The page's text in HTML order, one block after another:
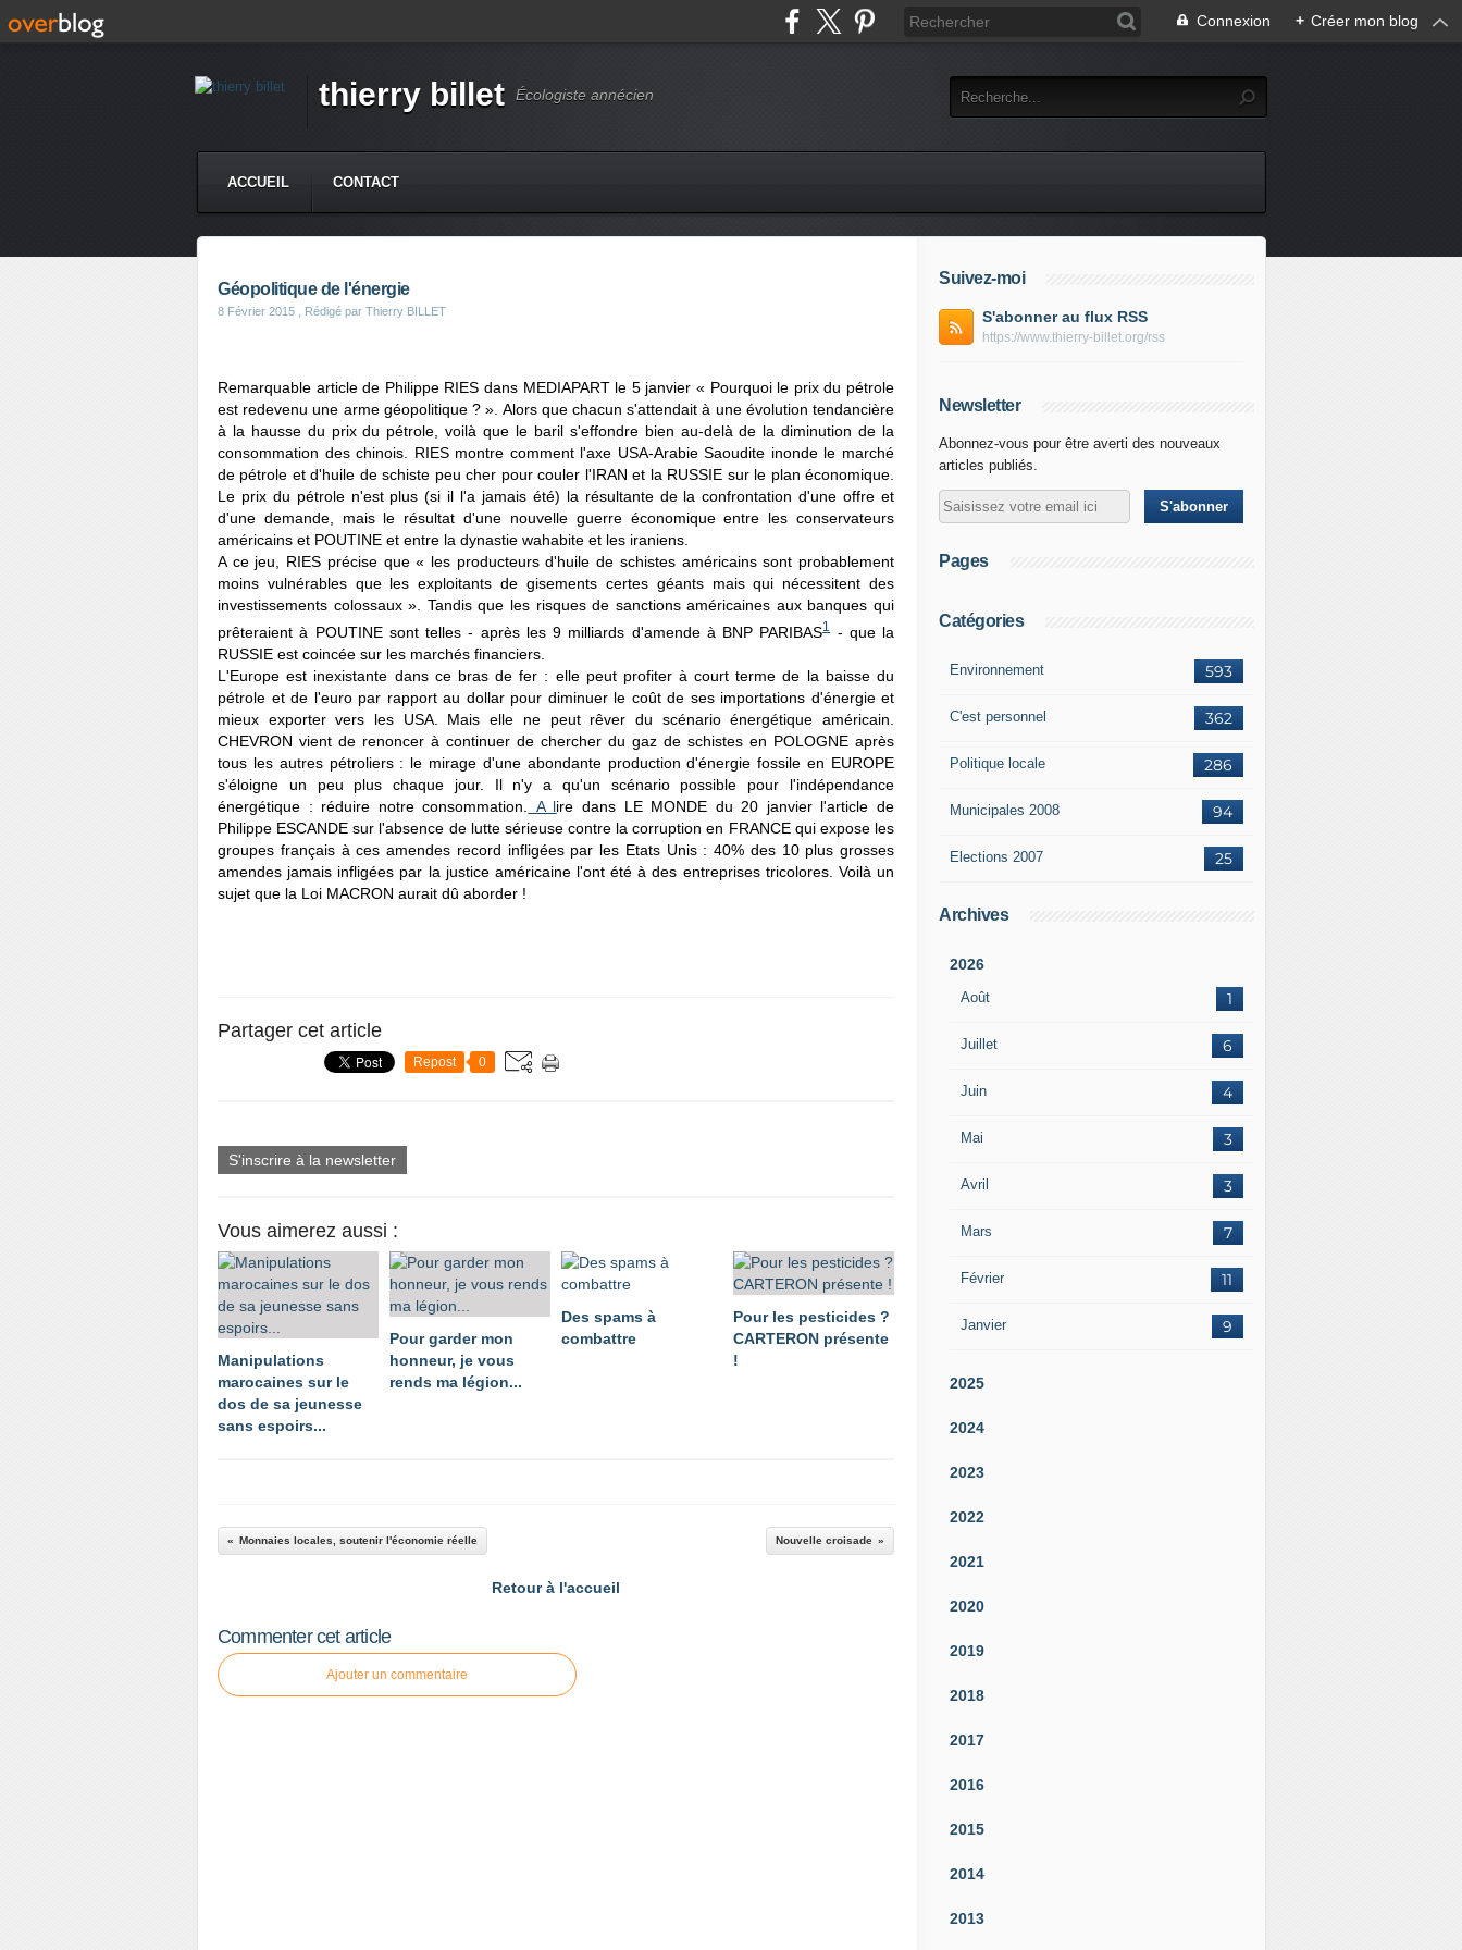
Connexion + Créer mon blog
thierry billet Écologiste annécien
ACCUEIL CONTACT
Géopolitique de l'énergie
8 Février 2015 , Rédigé par Thierry BILLET
Remarquable article de Philippe RIES dans MEDIAPART le 5 janvier « Pourquoi le prix du pétrole
est redevenu une arme géopolitique ? ». Alors que chacun s'attendait à une évolution tendancière
à la hausse du prix du pétrole, voilà que le baril s'effondre bien au-delà de la diminution de la
consommation des chinois. RIES montre comment l'axe USA-Arabie Saoudite inonde le marché
de pétrole et d'huile de schiste peu cher pour couler l'IRAN et la RUSSIE sur le plan économique.
Le prix du pétrole n'est plus (si il l'a jamais été) la résultante de la confrontation d'une offre et
d'une demande, mais le résultat d'une nouvelle guerre économique entre les conservateurs
américains et POUTINE et entre la dynastie wahabite et les iraniens.
A ce jeu, RIES précise que « les producteurs d'huile de schistes américains sont probablement
moins vulnérables que les exploitants de gisements certes géants mais qui nécessitent des
investissements colossaux ». Tandis que les risques de sanctions américaines aux banques qui
prêteraient à POUTINE sont telles - après les 9 milliards d'amende à BNP PARIBAS1 - que la
RUSSIE est coincée sur les marchés financiers.
L'Europe est inexistante dans ce bras de fer : elle peut profiter à court terme de la baisse du
pétrole et de l'euro par rapport au dollar pour diminuer le coût de ses importations d'énergie et
mieux exporter vers les USA. Mais elle ne peut rêver du scénario énergétique américain.
CHEVRON vient de renoncer à continuer de chercher du gaz de schistes en POLOGNE après
tous les autres pétroliers : le mirage d'une abondante production d'énergie fossile en EUROPE
s'éloigne un peu plus chaque jour. Il n'y a qu'un scénario possible pour l'indépendance
énergétique : réduire notre consommation.
A lire dans LE MONDE du 20 janvier l'article de
Philippe ESCANDE sur l'absence de lutte sérieuse contre la corruption en FRANCE qui expose les
groupes français à ces amendes record infligées par les Etats Unis : 40% des 10 plus grosses
amendes jamais infligées par la justice américaine l'ont été à des entreprises tricolores. Voilà un
sujet que la Loi MACRON aurait dû aborder !
Partager cet article
Repost 0
S'inscrire à la newsletter
Vous aimerez aussi :
Manipulations
marocaines sur le
dos de sa jeunesse
sans espoirs...
Pour garder mon
honneur, je vous
rends ma légion...
Des spams à
combattre
Pour les pesticides ?
CARTERON présente
!
Monnaies locales, soutenir l'économie réelle Nouvelle croisade
Retour à l'accueil
Commenter cet article
Ajouter un commentaire
Suivez-moi
S'abonner au flux RSS
https://www.thierry-billet.org/rss
Newsletter
Abonnez-vous pour être averti des nouveaux
articles publiés.
Pages
Catégories
593
Environnement
362
C'est personnel
286
Politique locale
94
Municipales 2008
25
Elections 2007
Archives
2026
Août 1
Juillet 6
Juin 4
Mai 3
Avril 3
Mars 7
Février 11
Janvier 9
2025
2024
2023
2022
2021
2020
2019
2018
2017
2016
2015
2014
2013